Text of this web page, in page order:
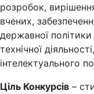
розробок,
вчених,
державної
технічної
інтелектуального
Ціль Конкурсів –